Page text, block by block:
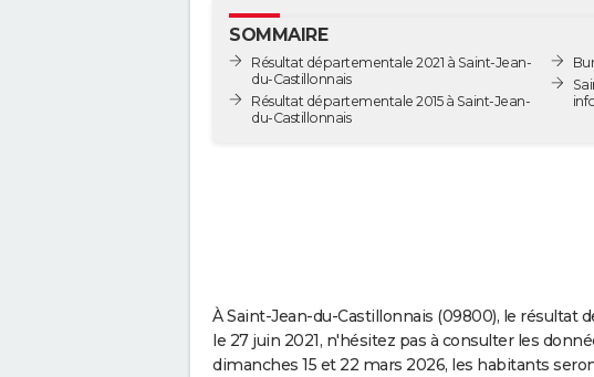
SOMMAIRE
Résultat départementale 2021 à Saint-Jean-
du-Castillonnais
Résultat départementale 2015 à Saint-Jean-
du-Castillonnais
À Saint-Jean-du-Castillonnais (09800), le résultat
le 27 juin 2021, n'hésitez pas à consulter les
dimanches 15 et 22 mars 2026, les habitants